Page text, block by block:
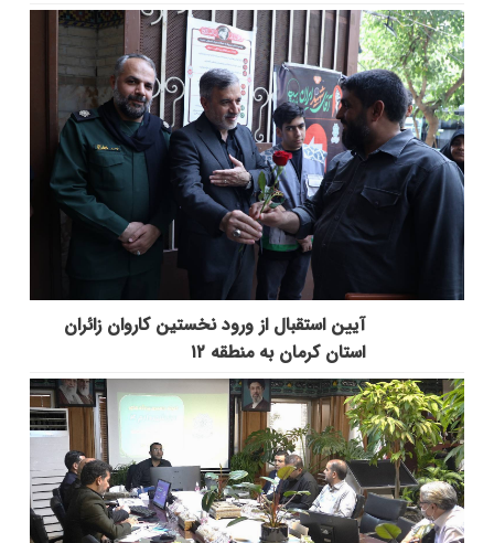
آیین استقبال از ورود نخستین کاروان زائران
استان کرمان به منطقه ۱۲